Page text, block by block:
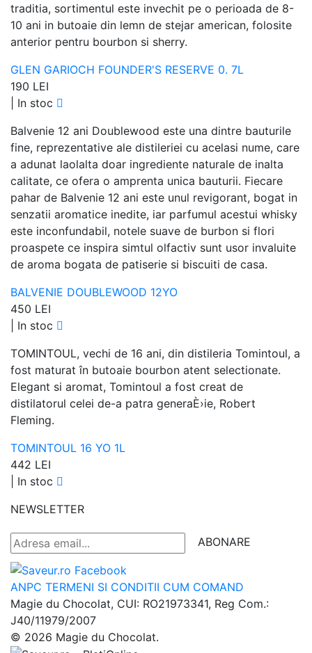
traditia, sortimentul este invechit pe o perioada de 8-
10 ani in butoaie din lemn de stejar american, folosite
anterior pentru bourbon si sherry.
GLEN GARIOCH FOUNDER'S RESERVE 0. 7L
190 LEI
In stoc
Balvenie 12 ani Doublewood este una dintre bauturile
fine, reprezentative ale distileriei cu acelasi nume, care
a adunat laolalta doar ingrediente naturale de inalta
calitate, ce ofera o amprenta unica bauturii. Fiecare
pahar de Balvenie 12 ani este unul revigorant, bogat in
senzatii aromatice inedite, iar parfumul acestui whisky
este inconfundabil, notele suave de burbon si flori
proaspete ce inspira simtul olfactiv sunt usor invaluite
de aroma bogata de patiserie si biscuiti de casa.
BALVENIE DOUBLEWOOD 12YO
450 LEI
In stoc
TOMINTOUL, vechi de 16 ani, din distileria Tomintoul, a
fost maturat în butoaie bourbon atent selectionate.
Elegant si aromat, Tomintoul a fost creat de
distilatorul celei de-a patra generaÈ›ie, Robert
Fleming.
TOMINTOUL 16 YO 1L
442 LEI
In stoc
NEWSLETTER
ABONARE
ANPC TERMENI SI CONDITII CUM COMAND
Magie du Chocolat, CUI: RO21973341, Reg Com.:
J40/11979/2007
© 2026 Magie du Chocolat.